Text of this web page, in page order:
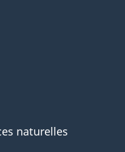
naturelles